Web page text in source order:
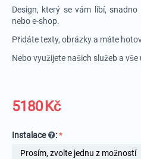
Design, který se vám líbí,
nebo e-shop.
Přidáte texty, obrázky a máte
Nebo využijete našich služeb a vše
5180Kč
Instalace :